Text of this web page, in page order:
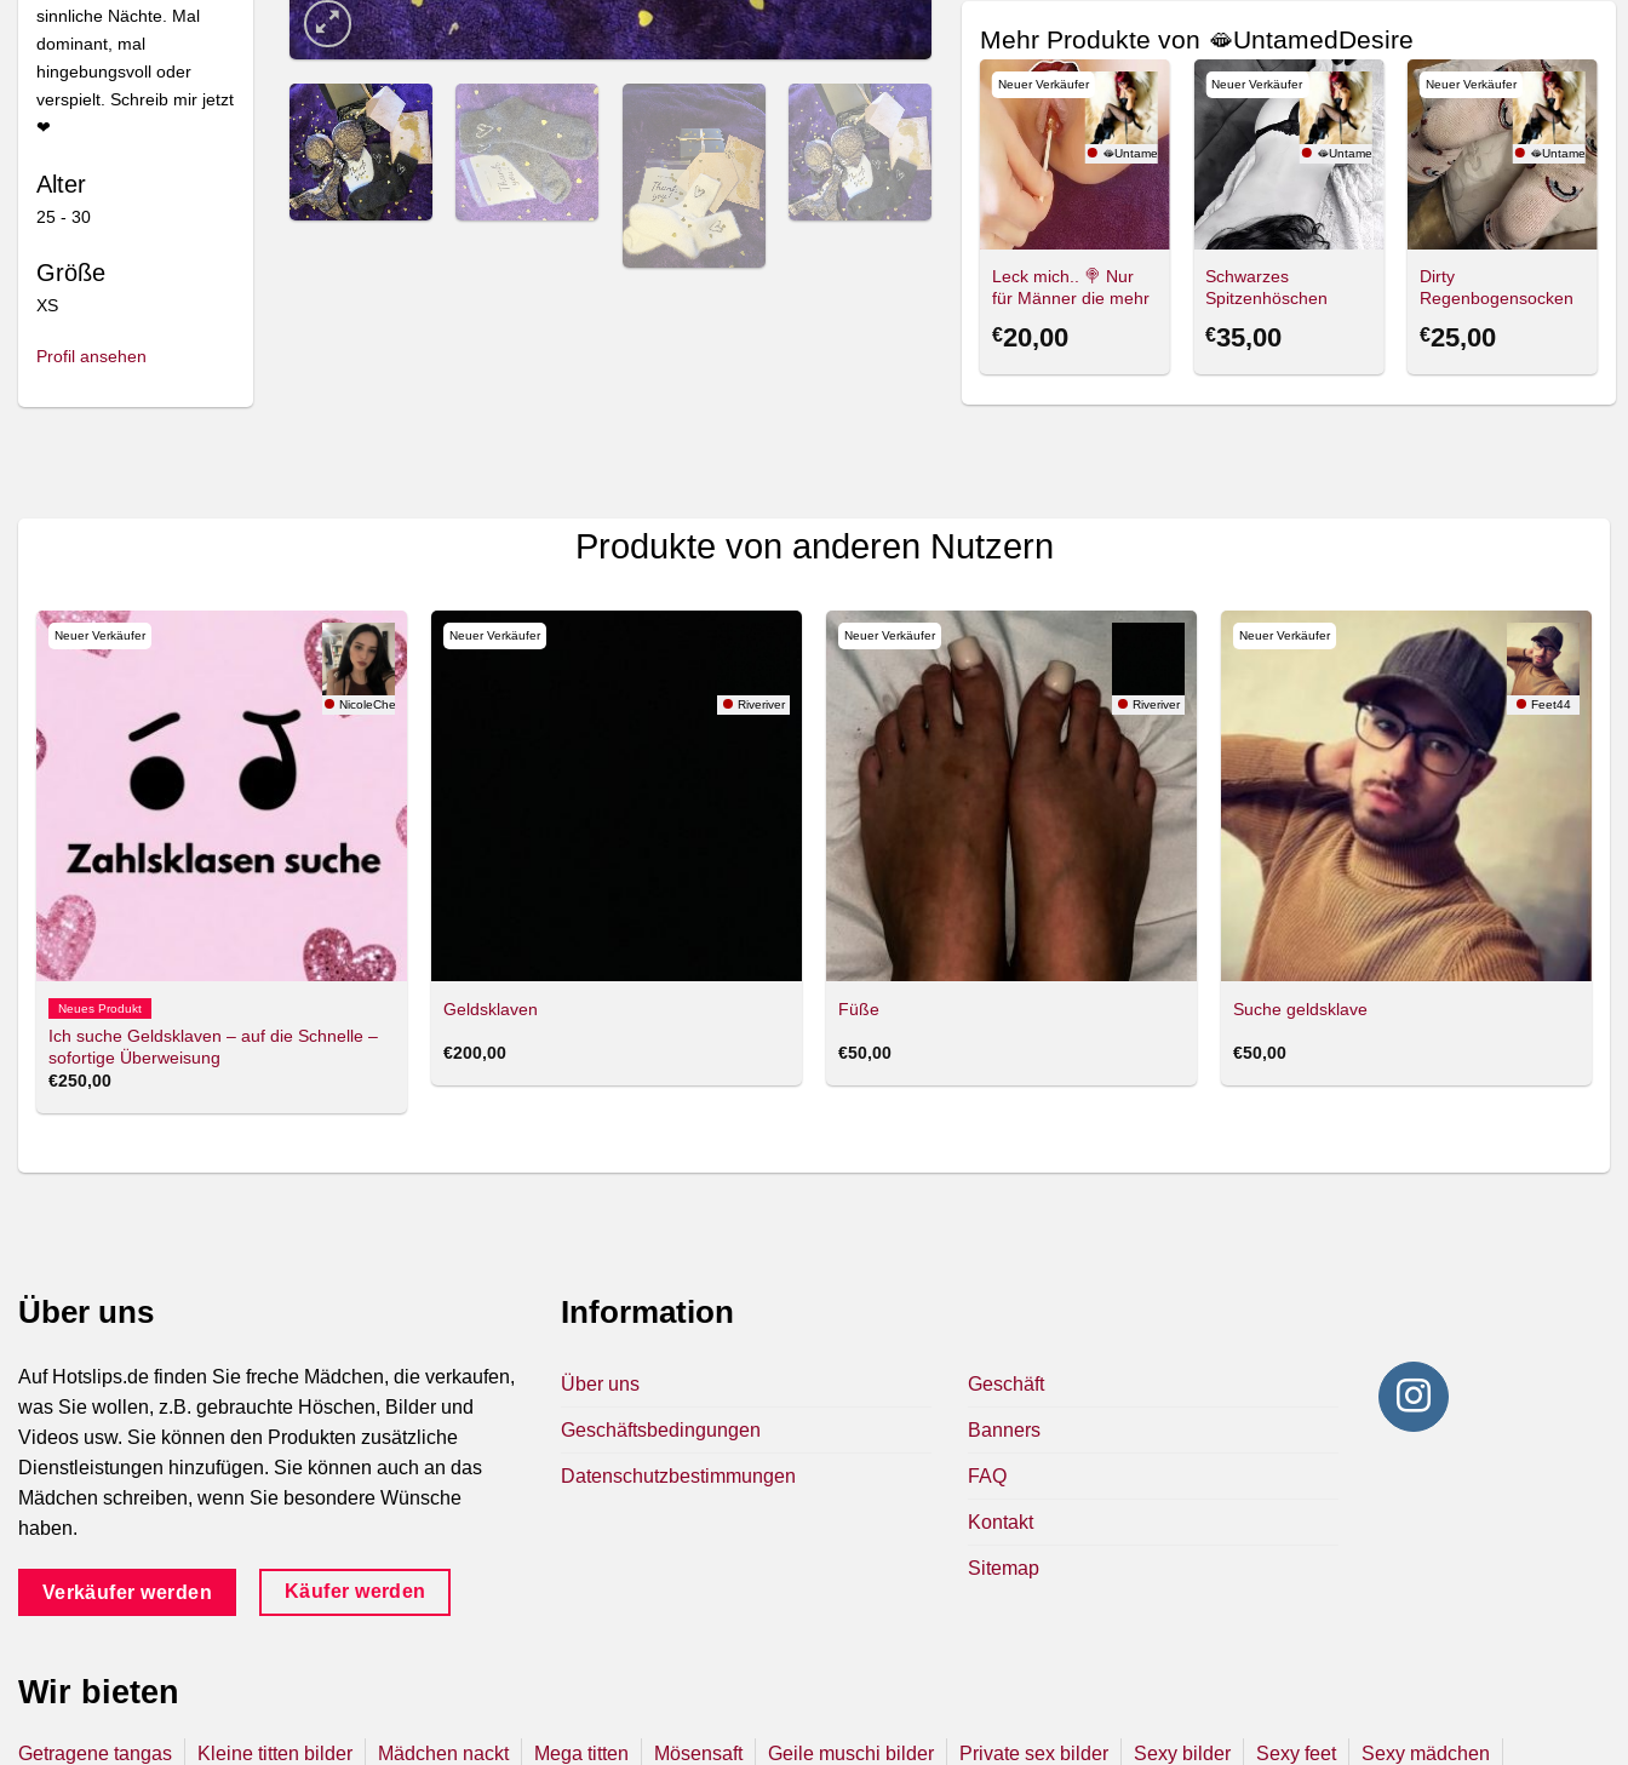
sinnliche Nächte. Mal
dominant, mal
hingebungsvoll oder
verspielt. Schreib mir jetzt
❤
Alter
25 - 30
Größe
XS
Profil ansehen
Mehr Produkte von 🫦UntamedDesire
Neuer Verkäufer
🫦UntamedDesire
Leck mich.. 🍭 Nur
für Männer die mehr
€20,00
Neuer Verkäufer
🫦UntamedDesire
Schwarzes
Spitzenhöschen
€35,00
Neuer Verkäufer
🫦UntamedDesire
Dirty
Regenbogensocken
€25,00
🫦UntamedDesire
Neuer Verkäufer
🫦UntamedDesire
Neuer Verkäufer
🫦UntamedDesire
Neuer Verkäufer
🫦UntamedDesire
Produkte von anderen Nutzern
Neuer Verkäufer
NicoleCherry77
Neues Produkt
Ich suche Geldsklaven – auf die Schnelle –
sofortige Überweisung
€250,00
Neuer Verkäufer
Riveriver
Geldsklaven
€200,00
Neuer Verkäufer
Riveriver
Füße
€50,00
Neuer Verkäufer
Feet44
Suche geldsklave
€50,00
Über uns
Auf Hotslips.de finden Sie freche Mädchen, die verkaufen,
was Sie wollen, z.B. gebrauchte Höschen, Bilder und
Videos usw. Sie können den Produkten zusätzliche
Dienstleistungen hinzufügen. Sie können auch an das
Mädchen schreiben, wenn Sie besondere Wünsche
haben.
Verkäufer werden Käufer werden
Information
Über uns
Geschäftsbedingungen
Datenschutzbestimmungen
Geschäft
Banners
FAQ
Kontakt
Sitemap
Wir bieten
Getragene tangas Kleine titten bilder Mädchen nackt Mega titten Mösensaft Geile muschi bilder Private sex bilder Sexy bilder Sexy feet Sexy mädchen